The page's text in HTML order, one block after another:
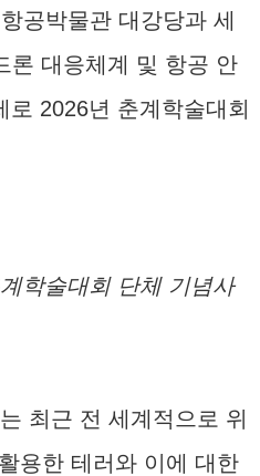
공박물관 대강당과 세
론 대응체계 및 항공 안
로 2026년 춘계학술대회
학술대회 단체 기념사
최근 전 세계적으로 위
용한 테러와 이에 대한